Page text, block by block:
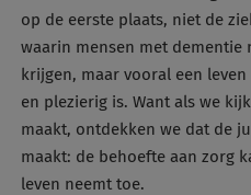
op de eerste plaats, niet de
waarin mensen met
krijgen, maar vooral een
en plezierig is. Want als we
maakt, ontdekken we dat de
maakt: de behoefte aan zorg
leven neemt toe.